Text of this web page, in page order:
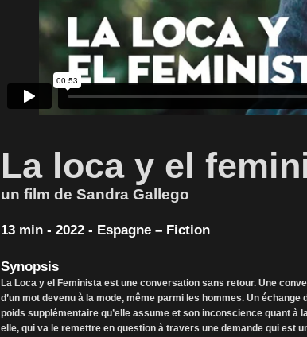
La loca y el
un film de Sandra Gallego
13 min - 2022 - Espagne – Fiction
Synopsis
La Loca y el Feminista est une conversation sans retour. Une
d’un mot devenu à la mode, même parmi les hommes. Un
poids supplémentaire qu’elle assume et son inconscience quant à
elle, qui va le remettre en question à travers une demande qui est